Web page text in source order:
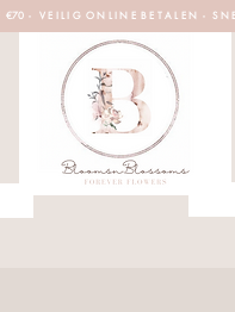
€70 - V E I L I G O N L I N E B E T A L E N - S N